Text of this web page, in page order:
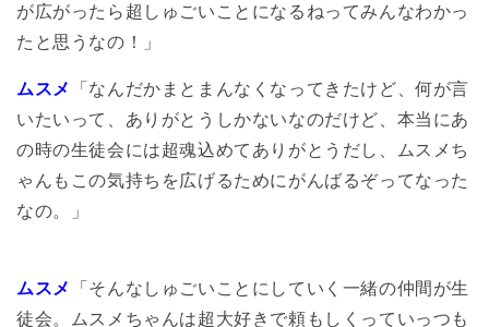
が広がったら超しゅごいことになるねってみんなわかっ
たと思うなの！」
ムスメ
「なんだかまとまんなくなってきたけど、何が言
いたいって、ありがとうしかないなのだけど、本当にあ
の時の生徒会には超魂込めてありがとうだし、ムスメち
ゃんもこの気持ちを広げるためにがんばるぞってなった
なの。」
ムスメ
「そんなしゅごいことにしていく一緒の仲間が生
徒会。ムスメちゃんは超大好きで頼もしくっていっつも